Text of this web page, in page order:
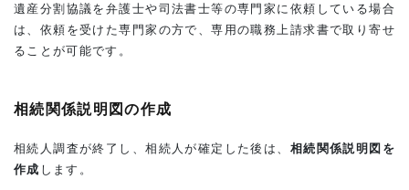
遺産分割協議を弁護士や司法書士等の専門家に依頼している場合
は、依頼を受けた専門家の方で、専用の職務上請求書で取り寄せ
ることが可能です。
相続関係説明図の作成
相続人調査が終了し、相続人が確定した後は、 相続関係説明図を
作成 します。